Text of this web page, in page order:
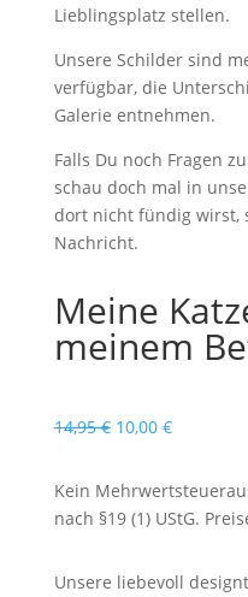
Lieblingsplatz stellen.
Unsere Schilder sind
verfügbar, die
Galerie entnehmen.
Falls Du noch Fragen
schau doch mal in
dort nicht fündig wirst,
Nachricht.
Meine
meinem
14,95€ Ursprünglicher
war:
14,95 €
10,00 €Aktueller
ist:
10,00 €.
Kein
nach §19 (1) UStG.
Unsere liebevoll